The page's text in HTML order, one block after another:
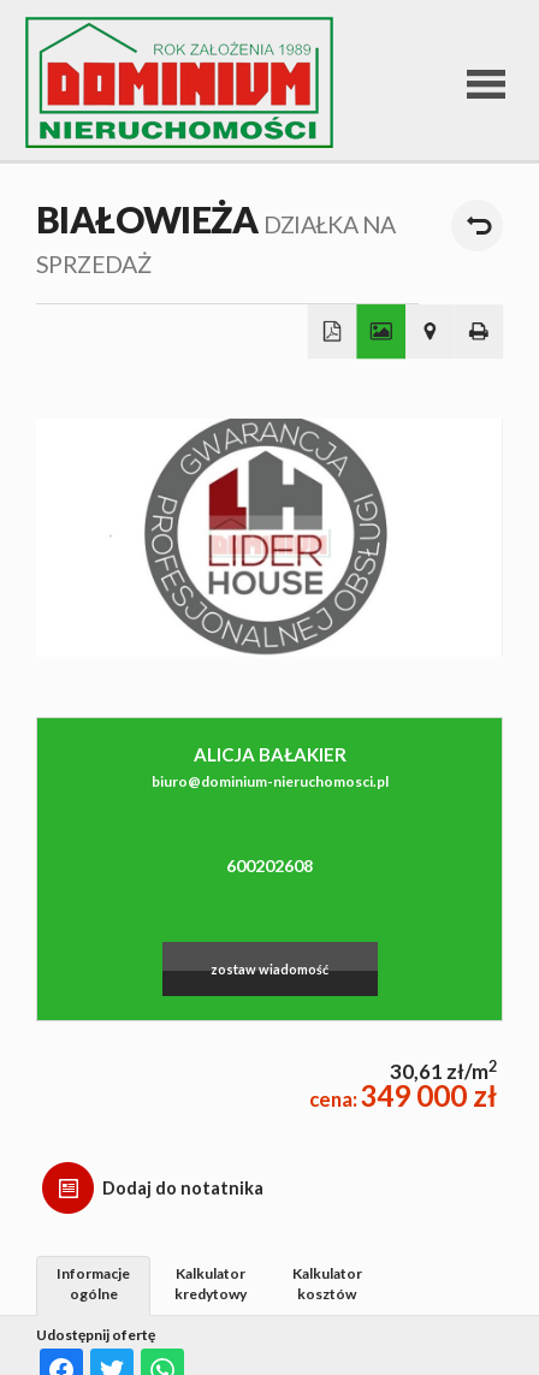
STRONA
OFERTA
BIAŁOWIEŻA DZIAŁKA NA
SPRZEDAŻ
ALICJA BAŁAKIER
biuro@dominium-nieruchomosci.pl
600202608
zostaw wiadomość
30,61 zł/m2
cena:349 000 zł
Dodaj do notatnika
Udostępnij ofertę
Informacje
ogólne
Kalkulator
kredytowy
Kalkulator
kosztów